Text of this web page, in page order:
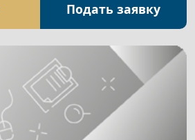
Подать заявку